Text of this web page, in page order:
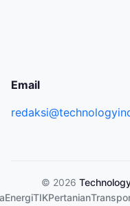
Email
© 2026
EnergiTIKPertanian